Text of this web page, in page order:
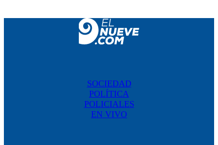
SOCIEDAD
POLÍTICA
POLICIALES
EN VIVO